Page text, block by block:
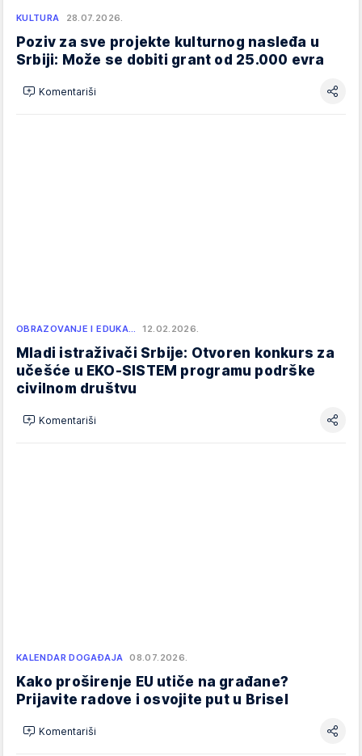
KULTURA 28.07.2026.
Poziv za sve projekte kulturnog nasleđa u
Srbiji: Može se dobiti grant od 25.000 evra
Komentariši
OBRAZOVANJE I EDUKA… 12.02.2026.
Mladi istraživači Srbije: Otvoren konkurs za
učešće u EKO-SISTEM programu podrške
civilnom društvu
Komentariši
KALENDAR DOGAĐAJA 08.07.2026.
Kako proširenje EU utiče na građane?
Prijavite radove i osvojite put u Brisel
Komentariši